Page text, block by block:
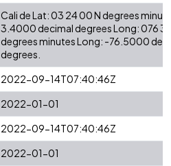
Cali de Lat: 03 24 00 N degrees
3.4000 decimal degrees Long: 076
degrees minutes Long: -76.5000
degrees.
2022-09-14T07:40:46Z
2022-01-01
2022-09-14T07:40:46Z
2022-01-01